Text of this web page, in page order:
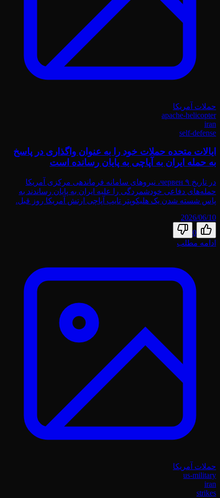
حملات آمریکا
apache-helicopter
iran
self-defense
ایالات متحده حملات خود را به عنوان واگذاری در پاسخ
به حمله ایران به آپاچی به پایان رسانده است
در تاریخ ۹ червен، نیروهای سامانه فرماندهی مرکزی آمریکا
حمله‌های دفاعی خودشمردگی را علیه ایران به پایان رساندند به
پاس شسته شدن یک هلیکوپتر تایپ آپاچی ارتش آمریکا روز قبل.
2026/06/10
0
ادامه مطلب
حملات آمریکا
us-military
iran
strikes